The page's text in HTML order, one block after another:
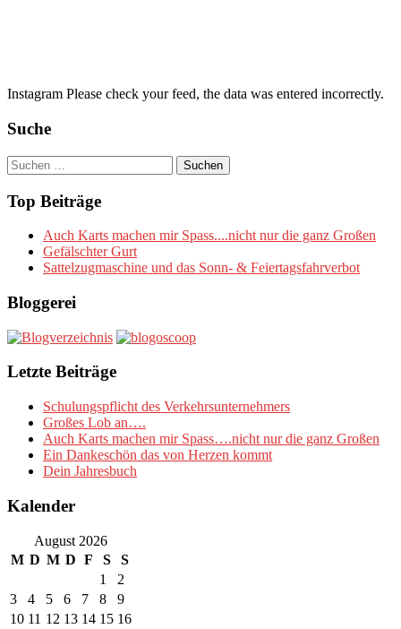
Instagram Please check your feed, the data was entered incorrectly.
Suche
Suchen
nach:
Top Beiträge
Auch Karts machen mir Spass....nicht nur die ganz Großen
Gefälschter Gurt
Sattelzugmaschine und das Sonn- & Feiertagsfahrverbot
Bloggerei
Letzte Beiträge
Schulungspflicht des Verkehrsunternehmers
Großes Lob an….
Auch Karts machen mir Spass….nicht nur die ganz Großen
Ein Dankeschön das von Herzen kommt
Dein Jahresbuch
Kalender
August 2026
M D M D F S
S
1
2
3
4 5 6 7 8
9
10 11 12 13 14 15 16